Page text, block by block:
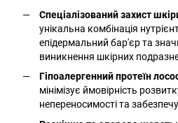
Спеціалізований захист
унікальна комбінація
епідермальний бар'єр та
виникнення шкірних
Гіпоалергенний протеїн
мінімізує ймовірність
непереносимості та